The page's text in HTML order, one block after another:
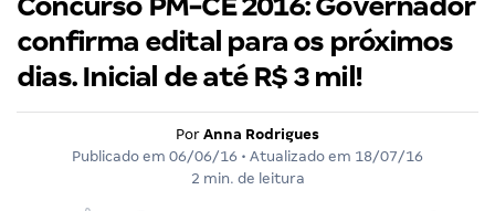
confirma edital para os próximos
dias. Inicial de até R$ 3 mil!
Por Anna Rodrigues
Publicado em 06/06/16 • Atualizado em 18/07/16
2 min. de leitura